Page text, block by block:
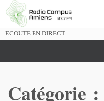
Passer
vers
ECOUTE EN DIRECT
Catégorie :